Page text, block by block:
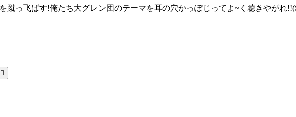
蹴っ飞ばす!俺たち大グレン団のテーマを耳の穴かっぽじってよ~く聴きやがれ
